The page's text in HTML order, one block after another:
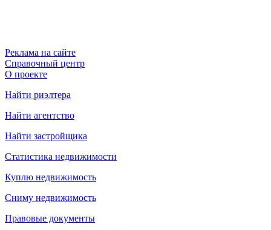
Реклама на сайте
Справочный центр
О проекте
Найти риэлтера
Найти агентство
Найти застройщика
Статистика недвижимости
Куплю недвижимость
Сниму недвижимость
Правовые документы